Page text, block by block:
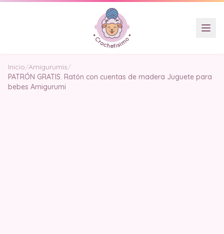
Inicio/Amigurumis/
PATRÓN GRATIS. Ratón con cuentas de madera Juguete para
bebes Amigurumi